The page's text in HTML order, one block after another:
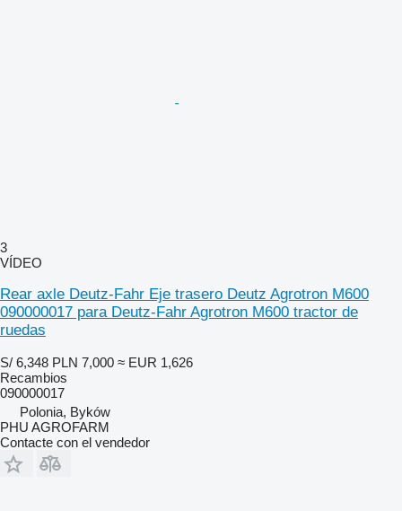
3
VÍDEO
Rear axle Deutz-Fahr Eje trasero Deutz Agrotron M600
090000017 para Deutz-Fahr Agrotron M600 tractor de
ruedas
S/ 6,348 PLN 7,000 ≈ EUR 1,626
Recambios
090000017
Polonia, Byków
PHU AGROFARM
Contacte con el vendedor